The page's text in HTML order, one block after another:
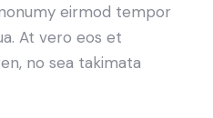
eirmod tempor
At vero eos et
no sea takimata